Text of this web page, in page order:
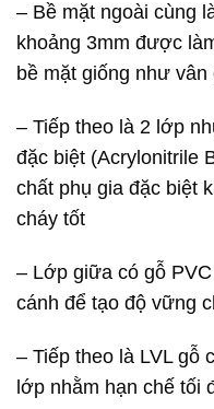
– Bề mặt ngoài cùng
khoảng 3mm được
bề mặt giống như
– Tiếp theo là 2 lớp
đặc biệt (Acrylonitrile
chất phụ gia đặc biệt
cháy tốt
– Lớp giữa có gỗ
cánh để tạo độ vững
– Tiếp theo là LVL gỗ
lớp nhằm hạn chế tối